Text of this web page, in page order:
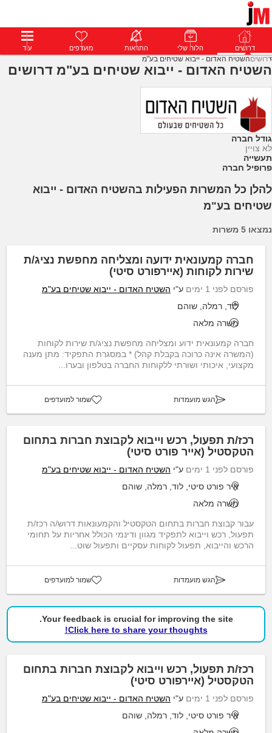
דרושים פרופילים הודעות פרימיום דרושים הלוח שלי התראות מועדפים עוד
דרושיםהשטיח האדום - ייבוא שטיחים בע"מ
השטיח האדום - ייבוא שטיחים בע"מ דרושים
גודל חברה
לא צויין
תעשייה
פרופיל חברה
להלן כל המשרות הפעילות בהשטיח האדום - ייבוא
שטיחים בע"מ
נמצאו 5 משרות
חברה קמעונאית ידועה ומצליחה מחפשת נציג/ת
שירות לקוחות (איירפורט סיטי)
פורסם לפני 1 ימים ע"י השטיח האדום - ייבוא שטיחים בע"מ
לוד, רמלה, שוהם
משרה מלאה
חברה קמעונאית ידוע ומצליחה מחפשת נציג/ת שירות לקוחות
(המשרה אינה כרוכה בקבלת קהל) * במסגרת התפקיד: מתן מענה
מקצועי, איכותי ושורתי ללקוחות החברה בטלפון ובערו...
הגש מועמדות שמור למועדפים
רכז/ת תפעול, רכש וייבוא לקבוצת חברות בתחום
הטקסטיל (אייר פורט סיטי)
פורסם לפני 1 ימים ע"י השטיח האדום - ייבוא שטיחים בע"מ
איר פורט סיטי, לוד, רמלה, שוהם
משרה מלאה
עבור קבוצת חברות בתחום הטקסטיל והקמעונאות דרוש/ה רכז/ת
תפעול, רכש וייבוא לתפקיד מגוון ודינמי הכולל אחריות על תחומי
הרכש והייבוא, תפעול לקוחות עסקיים ותפעול שוט...
הגש מועמדות שמור למועדפים
Your feedback is crucial for improving the site.
Click here to share your thoughts!
רכז/ת תפעול, רכש וייבוא לקבוצת חברות בתחום
הטקסטיל (איירפורט סיטי)
פורסם לפני 1 ימים ע"י השטיח האדום - ייבוא שטיחים בע"מ
איר פורט סיטי, לוד, רמלה, שוהם